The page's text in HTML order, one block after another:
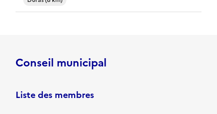
Conseil municipal
Liste des membres